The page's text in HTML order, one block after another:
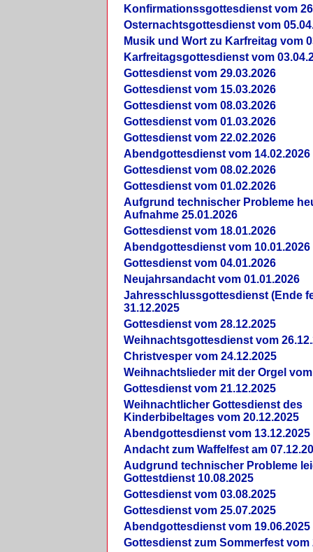
Konfirmationssgottesdienst vom
Osternachtsgottesdienst vom
Musik und Wort zu Karfreitag vom
Karfreitagsgottesdienst vom
Gottesdienst vom 29.03.2026
Gottesdienst vom 15.03.2026
Gottesdienst vom 08.03.2026
Gottesdienst vom 01.03.2026
Gottesdienst vom 22.02.2026
Abendgottesdienst vom 14.02.2026
Gottesdienst vom 08.02.2026
Gottesdienst vom 01.02.2026
Aufgrund technischer Probleme
Aufnahme 25.01.2026
Gottesdienst vom 18.01.2026
Abendgottesdienst vom 10.01.2026
Gottesdienst vom 04.01.2026
Neujahrsandacht vom 01.01.2026
Jahresschlussgottesdienst (Ende
31.12.2025
Gottesdienst vom 28.12.2025
Weihnachtsgottesdienst vom
Christvesper vom 24.12.2025
Weihnachtslieder mit der Orgel vom
Gottesdienst vom 21.12.2025
Weihnachtlicher Gottesdienst des
Kinderbibeltages vom 20.12.2025
Abendgottesdienst vom 13.12.2025
Andacht zum Waffelfest am
Audgrund technischer Probleme
Gottestdienst 10.08.2025
Gottesdienst vom 03.08.2025
Gottesdienst vom 25.07.2025
Abendgottesdienst vom 19.06.2025
Gottesdienst zum Sommerfest vom